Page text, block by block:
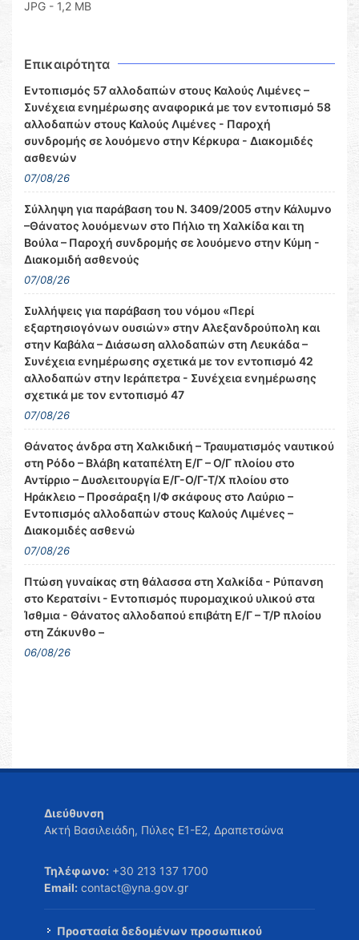
JPG - 1,2 MB
Επικαιρότητα
Εντοπισμός 57 αλλοδαπών στους Καλούς Λιμένες –
Συνέχεια ενημέρωσης αναφορικά με τον εντοπισμό 58
αλλοδαπών στους Καλούς Λιμένες - Παροχή
συνδρομής σε λουόμενο στην Κέρκυρα - Διακομιδές
ασθενών
07/08/26
Σύλληψη για παράβαση του Ν. 3409/2005 στην Κάλυμνο
–Θάνατος λουόμενων στο Πήλιο τη Χαλκίδα και τη
Βούλα – Παροχή συνδρομής σε λουόμενο στην Κύμη -
Διακομιδή ασθενούς
07/08/26
Συλλήψεις για παράβαση του νόμου «Περί
εξαρτησιογόνων ουσιών» στην Αλεξανδρούπολη και
στην Καβάλα – Διάσωση αλλοδαπών στη Λευκάδα –
Συνέχεια ενημέρωσης σχετικά με τον εντοπισμό 42
αλλοδαπών στην Ιεράπετρα - Συνέχεια ενημέρωσης
σχετικά με τον εντοπισμό 47
07/08/26
Θάνατος άνδρα στη Χαλκιδική – Τραυματισμός ναυτικού
στη Ρόδο – Βλάβη καταπέλτη Ε/Γ – Ο/Γ πλοίου στο
Αντίρριο – Δυσλειτουργία Ε/Γ-Ο/Γ-Τ/Χ πλοίου στο
Ηράκλειο – Προσάραξη Ι/Φ σκάφους στο Λαύριο –
Εντοπισμός αλλοδαπών στους Καλούς Λιμένες –
Διακομιδές ασθενώ
07/08/26
Πτώση γυναίκας στη θάλασσα στη Χαλκίδα - Ρύπανση
στο Κερατσίνι - Εντοπισμός πυρομαχικού υλικού στα
Ίσθμια - Θάνατος αλλοδαπού επιβάτη Ε/Γ – Τ/Ρ πλοίου
στη Ζάκυνθο –
06/08/26
Διεύθυνση
Ακτή Βασιλειάδη, Πύλες Ε1-Ε2, Δραπετσώνα
Τηλέφωνο: +30 213 137 1700
Email: contact@yna.gov.gr
Προστασία δεδομένων προσωπικού